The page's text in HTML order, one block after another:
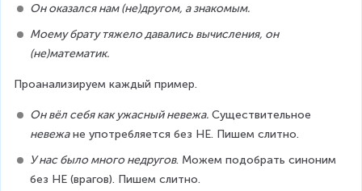
Он оказался нам (не)другом, а знакомым.
Моему брату тяжело давались вычисления, он
(не)математик.
Проанализируем каждый пример.
Он вёл себя как ужасный невежа. Существительное
невежа не употребляется без НЕ. Пишем слитно.
У нас было много недругов. Можем подобрать синоним
без НЕ (врагов). Пишем слитно.